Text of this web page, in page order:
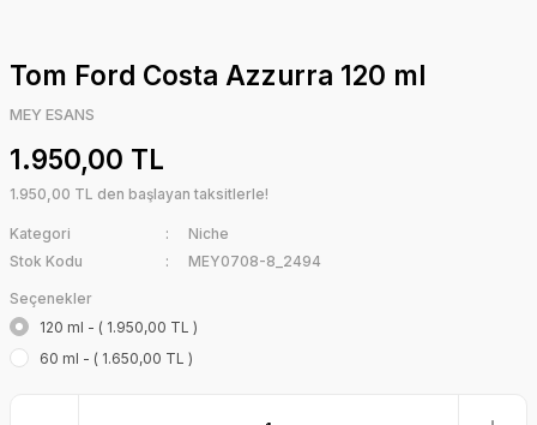
Tom Ford Costa Azzurra 120 ml
MEY ESANS
1.950,00 TL
1.950,00 TL den başlayan taksitlerle!
Kategori
Niche
Stok Kodu
MEY0708-8_2494
Seçenekler
120 ml - ( 1.950,00 TL )
60 ml - ( 1.650,00 TL )